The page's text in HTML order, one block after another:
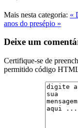
Mais nesta categoria: «
anos do presépio »
Deixe um
Certifique-se de
permitido código